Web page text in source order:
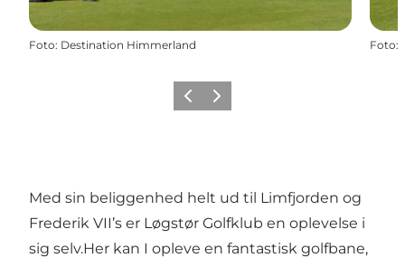
Foto: Destination Himmerland Foto:
Forrige billede
Næste billede
Med sin beliggenhed helt ud til Limfjorden og
Frederik VII’s er Løgstør Golfklub en oplevelse i
sig selv.Her kan I opleve en fantastisk golfbane,